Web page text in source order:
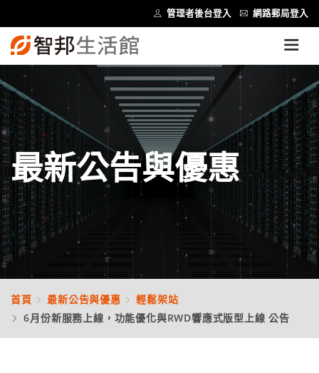
管理者後台登入 網路郵局登入
最新公告與優惠
首頁 最新公告與優惠
輕鬆架站
6月份新服務上線，功能優化與RWD響應式版型上線 公告